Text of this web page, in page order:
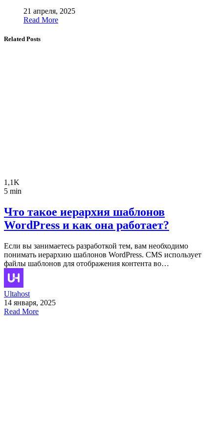
21 апреля, 2025
Read More
Related Posts
1,1K
5 min
Что такое иерархия шаблонов
WordPress и как она работает?
Если вы занимаетесь разработкой тем, вам необходимо
понимать иерархию шаблонов WordPress. CMS использует
файлы шаблонов для отображения контента во…
Ultahost
14 января, 2025
Read More